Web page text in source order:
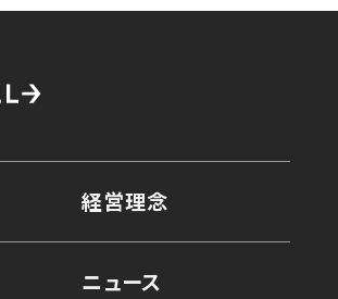
経営理念
ニュース